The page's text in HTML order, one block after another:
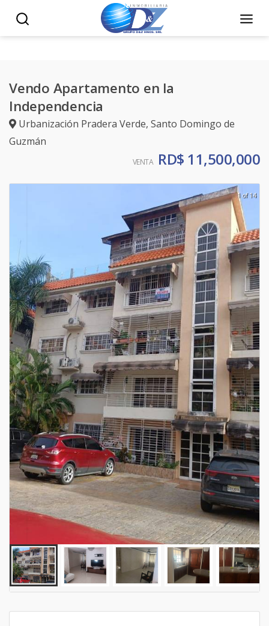
Vendo Apartamento en la
Independencia
Urbanización Pradera Verde, Santo Domingo de
Guzmán
VENTA RD$ 11,500,000
1 of 14